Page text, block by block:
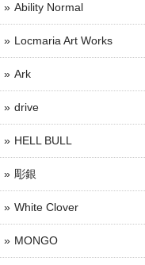
Ability Normal
Locmaria Art Works
Ark
drive
HELL BULL
彫銀
White Clover
MONGO